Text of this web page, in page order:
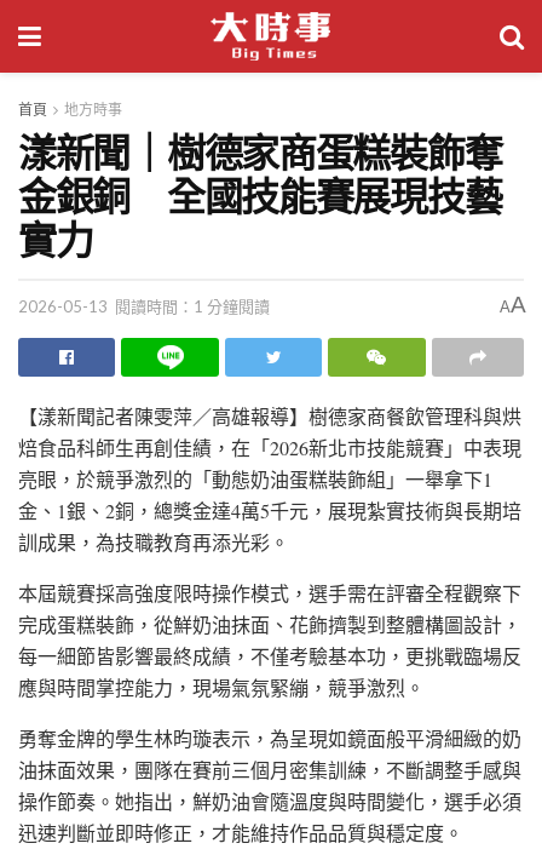
首頁 地方時事
漾新聞｜樹德家商蛋糕裝飾奪
金銀銅 全國技能賽展現技藝
實力
2026-05-13 閱讀時間：1 分鐘閱讀 AA
【漾新聞記者陳雯萍／高雄報導】樹德家商餐飲管理科與烘
焙食品科師生再創佳績，在「2026新北市技能競賽」中表現
亮眼，於競爭激烈的「動態奶油蛋糕裝飾組」一舉拿下1
金、1銀、2銅，總獎金達4萬5千元，展現紮實技術與長期培
訓成果，為技職教育再添光彩。
本屆競賽採高強度限時操作模式，選手需在評審全程觀察下
完成蛋糕裝飾，從鮮奶油抹面、花飾擠製到整體構圖設計，
每一細節皆影響最終成績，不僅考驗基本功，更挑戰臨場反
應與時間掌控能力，現場氣氛緊繃，競爭激烈。
勇奪金牌的學生林昀璇表示，為呈現如鏡面般平滑細緻的奶
油抹面效果，團隊在賽前三個月密集訓練，不斷調整手感與
操作節奏。她指出，鮮奶油會隨溫度與時間變化，選手必須
迅速判斷並即時修正，才能維持作品品質與穩定度。